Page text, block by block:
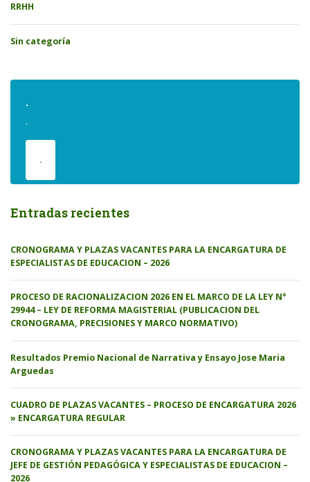
RRHH
Sin categoría
.
.
.
Entradas recientes
CRONOGRAMA Y PLAZAS VACANTES PARA LA ENCARGATURA DE
ESPECIALISTAS DE EDUCACION – 2026
PROCESO DE RACIONALIZACION 2026 EN EL MARCO DE LA LEY N°
29944 – LEY DE REFORMA MAGISTERIAL (PUBLICACION DEL
CRONOGRAMA, PRECISIONES Y MARCO NORMATIVO)
Resultados Premio Nacional de Narrativa y Ensayo Jose Maria
Arguedas
CUADRO DE PLAZAS VACANTES – PROCESO DE ENCARGATURA 2026
» ENCARGATURA REGULAR
CRONOGRAMA Y PLAZAS VACANTES PARA LA ENCARGATURA DE
JEFE DE GESTIÓN PEDAGÓGICA Y ESPECIALISTAS DE EDUCACION –
2026